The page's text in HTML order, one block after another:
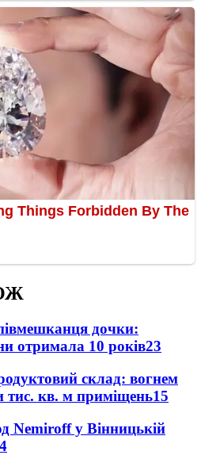
дочки:
отримала 10 років23
склад: вогнем
тис. кв. м приміщень15
Nemiroff у Вінницькій
4